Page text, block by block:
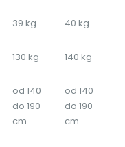
39 kg
40 kg
130 kg 140 kg
od 140
do 190
cm
od 140
do 190
cm